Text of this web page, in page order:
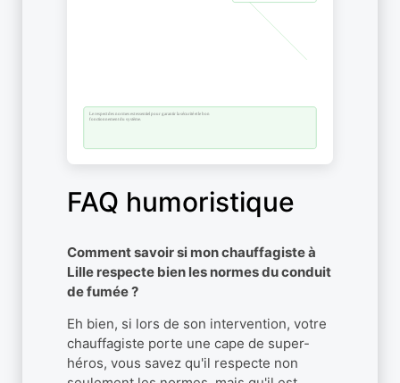
FAQ humoristique
Comment savoir si mon chauffagiste à
Lille respecte bien les normes du conduit
de fumée ?
Eh bien, si lors de son intervention, votre
chauffagiste porte une cape de super-
héros, vous savez qu'il respecte non